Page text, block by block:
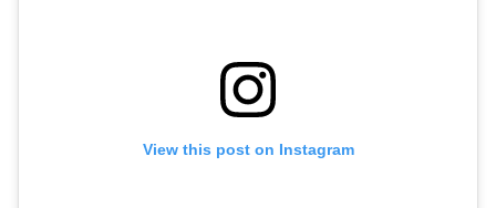
View this post on Instagram